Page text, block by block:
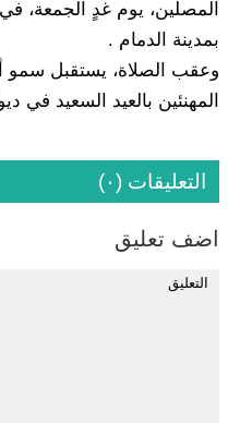
المصلين، يوم غدٍ الجمعة،
بمدينة الدمام .
وعقب الصلاة، يستقبل سمو
المهنئين بالعيد السعيد في
التعليقات (٠)
اضف تعليق